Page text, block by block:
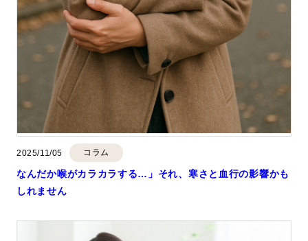
2025/11/05 コラム
なんだか喉がカラカラする…」それ、寒さと血行の影響かも
しれません